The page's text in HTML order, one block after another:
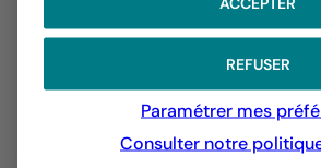
REFUSER
Paramétrer mes
Consulter notre